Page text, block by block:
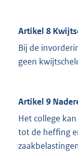
Artikel 8
Bij de
geen
Artikel 9
Het college
tot de heffing